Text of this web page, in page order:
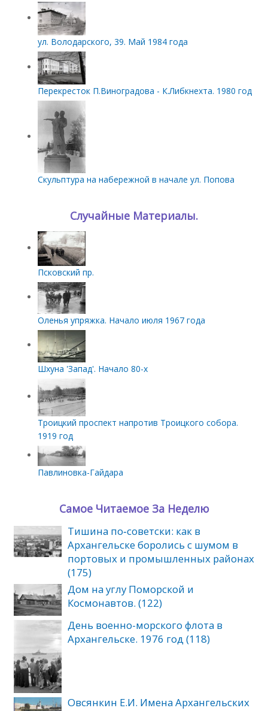
ул. Володарского, 39. Май 1984 года
Перекресток П.Виноградова - К.Либкнехта. 1980 год
Скульптура на набережной в начале ул. Попова
Случайные Материалы.
Псковский пр.
Оленья упряжка. Начало июля 1967 года
Шхуна 'Запад'. Начало 80-х
Троицкий проспект напротив Троицкого собора.
1919 год
Павлиновка-Гайдара
Самое Читаемое За Неделю
Тишина по‑советски: как в
Архангельске боролись с шумом в
портовых и промышленных районах
(175)
Дом на углу Поморской и
Космонавтов. (122)
День военно-морского флота в
Архангельске. 1976 год (118)
Овсянкин Е.И. Имена Архангельских